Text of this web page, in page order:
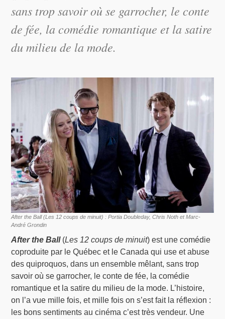
sans trop savoir où se garrocher, le conte
de fée, la comédie romantique et la satire
du milieu de la mode.
After the Ball (Les 12 coups de minuit) : Portia Doubleday, Chris Noth et Marc-
André Grondin
After the Ball(Les 12 coups de minuit) est une comédie
coproduite par le Québec et le Canada qui use et abuse
des quiproquos, dans un ensemble mêlant, sans trop
savoir où se garrocher, le conte de fée, la comédie
romantique et la satire du milieu de la mode. L’histoire,
on l’a vue mille fois, et mille fois on s’est fait la réflexion :
les bons sentiments au cinéma c’est très vendeur. Une